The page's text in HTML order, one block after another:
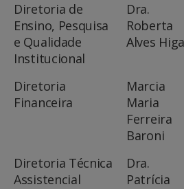
Diretoria de
Ensino, Pesquisa
e Qualidade
Institucional
Dra.
Roberta
Alves Higa
Diretoria
Financeira
Marcia
Maria
Ferreira
Baroni
Diretoria Técnica
Assistencial
Dra.
Patrícia